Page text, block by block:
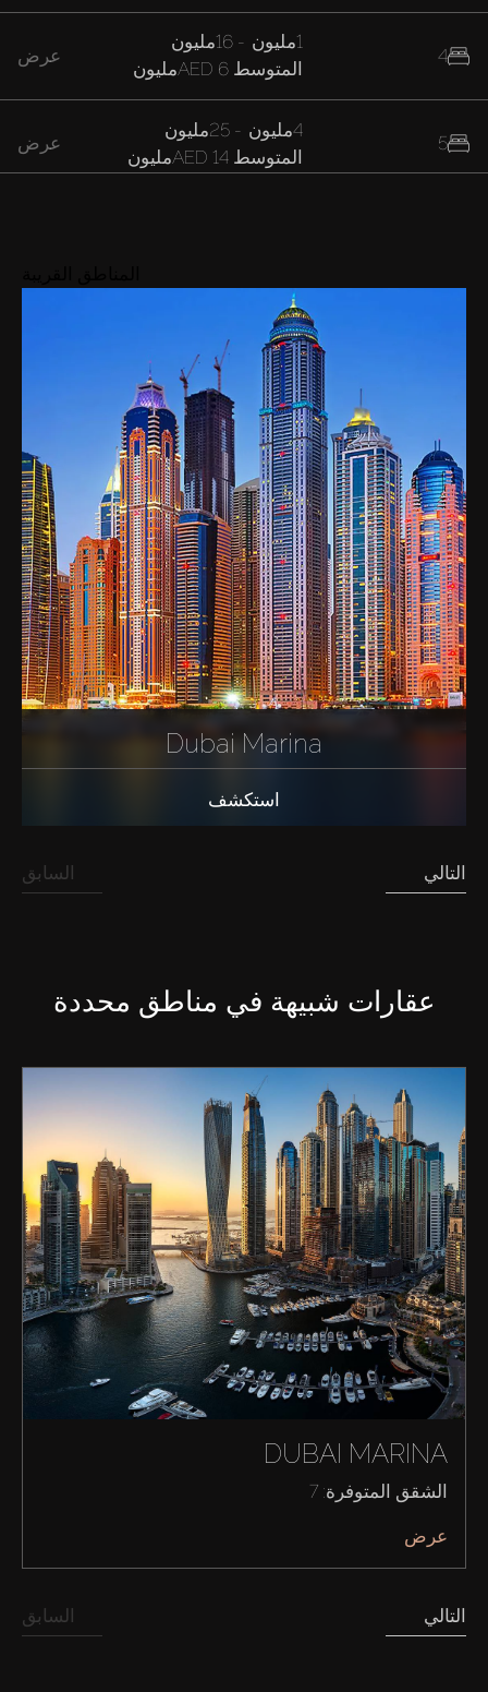
شراء
4
5
1مليون - 16مليون
المتوسط AED 6مليون
عرض
4مليون - 25مليون
المتوسط AED 14مليون
عرض
Dubai Marina
استكشف
السابق التالي
عقارات شبيهة في مناطق محددة
DUBAI MARINA
الشقق المتوفرة: 7
عرض
السابق التالي